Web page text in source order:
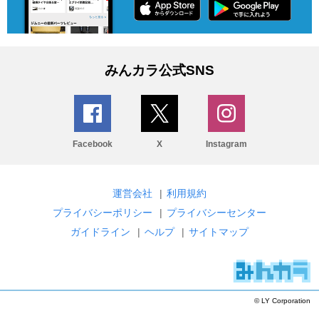
みんカラ公式SNS
Facebook X Instagram
運営会社 | 利用規約
プライバシーポリシー
| プライバシーセンター
ガイドライン
| ヘルプ | サイトマップ
© LY Corporation